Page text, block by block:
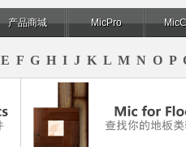
产品商城 MicPro
E F G H I J K L M N O P